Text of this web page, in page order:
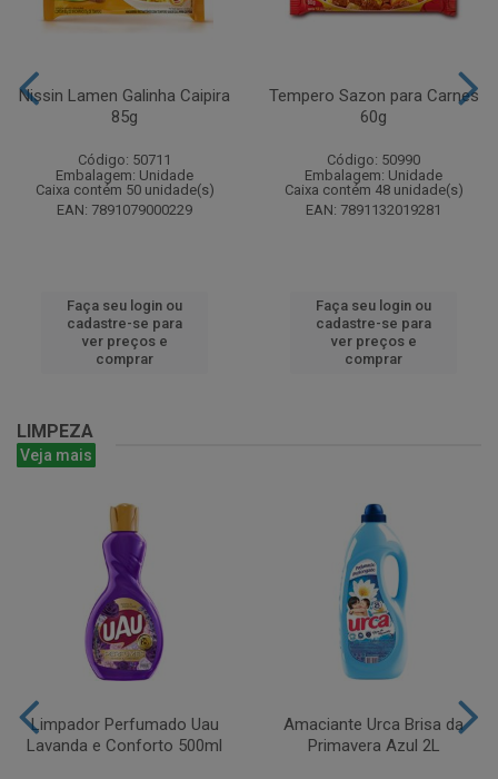
Nissin Lamen Galinha Caipira
85g
Código: 50711
Embalagem: Unidade
Caixa contém 50 unidade(s)
EAN: 7891079000229
Faça seu login ou
cadastre-se para
ver preços e
comprar
Tempero Sazon para Carnes
60g
Código: 50990
Embalagem: Unidade
Caixa contém 48 unidade(s)
EAN: 7891132019281
Faça seu login ou
cadastre-se para
ver preços e
comprar
LIMPEZA
Veja mais
Limpador Perfumado Uau
Lavanda e Conforto 500ml
Amaciante Urca Brisa da
Primavera Azul 2L